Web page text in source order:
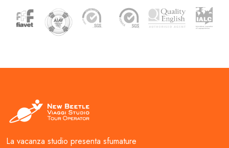
La vacanza studio presenta sfumature